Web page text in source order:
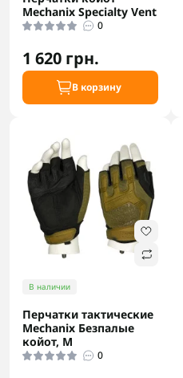
Mechanix Specialty Vent
0
1 620 грн.
В корзину
В наличии
Перчатки тактические
Mechanix Безпалые
койот, M
0